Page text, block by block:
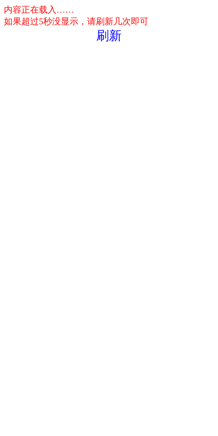
内容正在载入……
如果超过5秒没显示，请刷新几次即可
刷新